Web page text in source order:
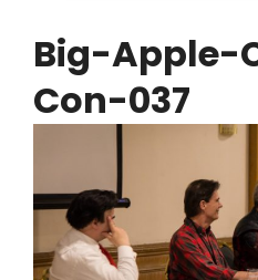
Big-Apple-
Con-037